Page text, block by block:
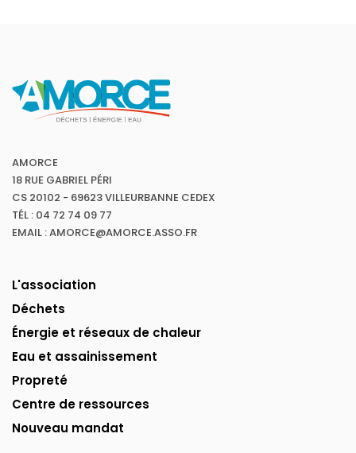
AMORCE
18 RUE GABRIEL PÉRI
CS 20102 - 69623 VILLEURBANNE CEDEX
TÉL : 04 72 74 09 77
EMAIL : AMORCE@AMORCE.ASSO.FR
L'association
Déchets
Énergie et réseaux de chaleur
Eau et assainissement
Propreté
Centre de ressources
Nouveau mandat